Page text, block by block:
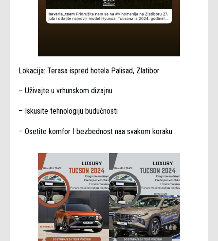
Lokacija: Terasa ispred hotela Palisad, Zlatibor
– Uživajte u vrhunskom dizajnu
– Iskusite tehnologiju budućnosti
– Osetite komfor I bezbednost naa svakom koraku